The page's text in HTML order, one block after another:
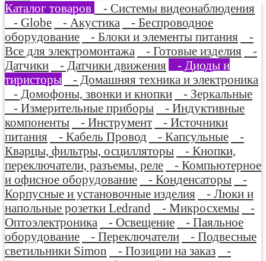
Каталог товаров
- Системы видеонаблюдения
- Globe
- Акустика
- Беспроводное
оборудование
- Блоки и элементы питания
-
Все для электромонтажа
- Готовые изделия
-
Датчики
- Датчики движения
- Диоды и
тиристоры
- Домашняя техника и электроника
- Домофоны, звонки и кнопки
- Зеркальные
- Измерительные приборы
- Индуктивные
компоненты
- Инструмент
- Источники
питания
- Кабель Провод - Капсульные
-
Кварцы, фильтры, осцилляторы
- Кнопки,
переключатели, разъемы, реле
- Компьютерное
и офисное оборудование
- Конденсаторы
-
Корпусные и установочные изделия
- Люки и
напольные розетки Ledrand
- Микросхемы
-
Оптоэлектроника
- Освещение
- Паяльное
оборудование
- Переключатели
- Подвесные
светильники Simon
- Позиции на заказ
-